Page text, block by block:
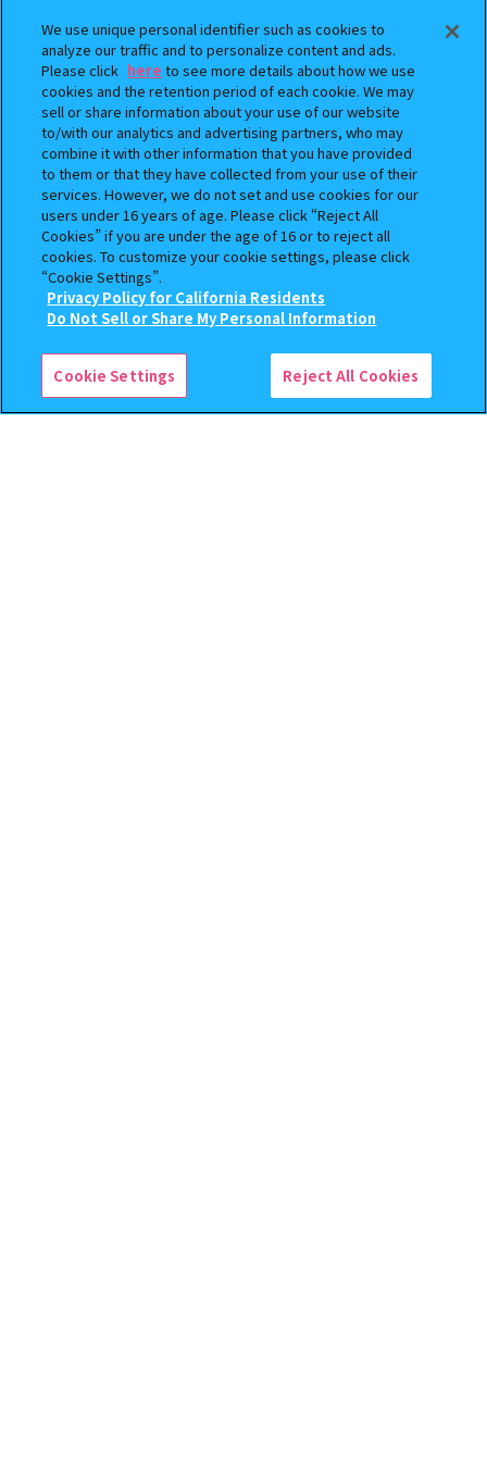
BOUNTY HUNTER 『スカル
くん』ミニチュアフィギュアコ
レクション２
オンライン 500 円
おジャ魔女どれみ めじるし
アクセサリー ポロンタップ
ver. 2
オンライン
予約 予約
この商品が売っているお店
We use unique personal identifier such as cookies to
analyze our traffic and to personalize content and ads.
Please click here to see more details about how we use
cookies and the retention period of each cookie. We may
sell or share information about your use of our website
to/with our analytics and advertising partners, who may
combine it with other information that you have provided
to them or that they have collected from your use of their
services. However, we do not set and use cookies for our
users under 16 years of age. Please click “Reject All
Cookies” if you are under the age of 16 or to reject all
cookies. To customize your cookie settings, please click
“Cookie Settings”.
Privacy Policy for California Residents
Do Not Sell or Share My Personal Information
Cookie Settings Reject All Cookies